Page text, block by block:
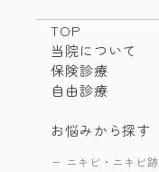
TOP
当院について
保険診療
自由診療
お悩みから探す
ニキビ・ニキビ跡